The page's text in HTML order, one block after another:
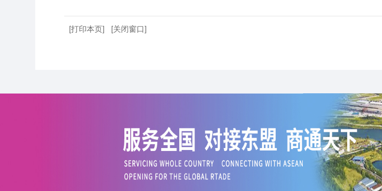
[打印本页] [关闭窗口]